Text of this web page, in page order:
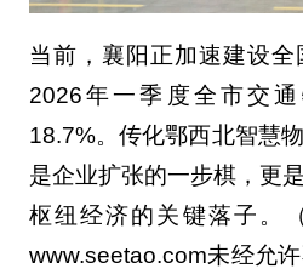
当前，襄阳正加速建设全
2026年一季度全市交
18.7%。传化鄂西北智慧
是企业扩张的一步棋，更
枢纽经济的关键落子。
www.seetao.com未经允